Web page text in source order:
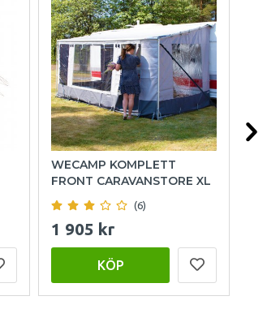
WECAMP KOMPLETT
FRONT CARAVANSTORE XL
(6)
1 905 kr
KÖP